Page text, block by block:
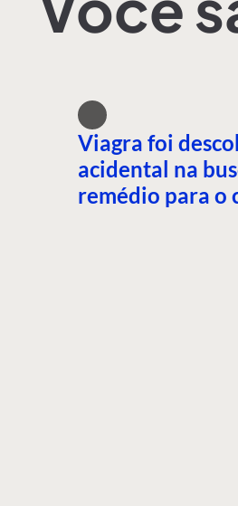
Viagra foi
acidental na
remédio para o